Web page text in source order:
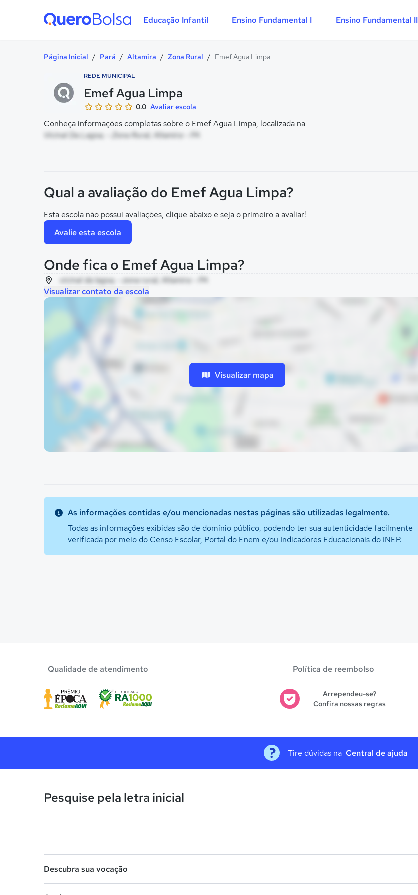
Educação Infantil Ensino Fundamental I Ensino Fundamental II
Página Inicial / Pará / Altamira / Zona Rural / Emef Agua Limpa
REDE MUNICIPAL
Emef Agua Limpa
0.0 Avaliar escola
Conheça informações completas sobre o Emef Agua Limpa, localizada na
Vicinal Da Lagoa, - Zona Rural, Altamira - PA
Qual a avaliação do Emef Agua Limpa?
Esta escola não possui avaliações, clique abaixo e seja o primeiro a avaliar!
Avalie esta escola
Onde fica o Emef Agua Limpa?
vicinal da lagoa, - zona rural, Altamira - PA
Visualizar contato da escola
Visualizar mapa
As informações contidas e/ou mencionadas nestas páginas são utilizadas legalmente.
Todas as informações exibidas são de domínio público, podendo ter sua autenticidade facilmente
verificada por meio do Censo Escolar, Portal do Enem e/ou Indicadores Educacionais do INEP.
Qualidade de atendimento Política de reembolso
Arrependeu-se?
Confira nossas regras
Tire dúvidas na Central de ajuda
Pesquise pela letra inicial
Descubra sua vocação